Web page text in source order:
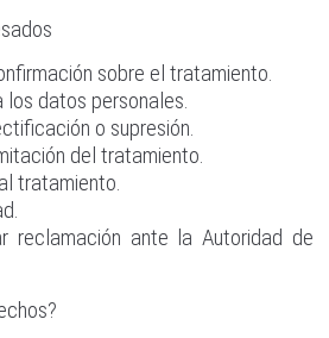
sobre el tratamiento.
los datos personales.
o supresión.
del tratamiento.
tratamiento.
reclamación ante la Autoridad de